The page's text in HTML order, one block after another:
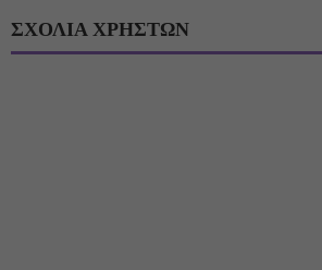
ΣΧΟΛΙΑ ΧΡΗΣΤΩΝ